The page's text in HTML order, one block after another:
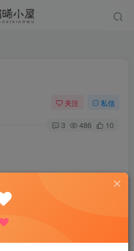
关注 私信
3 486 10